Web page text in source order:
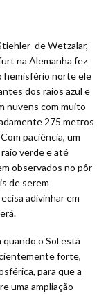
de Wetzalar,
na Alemanha fez
hemisfério norte ele
dos raios azul e
nuvens com muito
275 metros
paciência, um
verde e até
observados no pôr-
de serem
adivinhar em
o Sol está
forte,
para que a
uma ampliação